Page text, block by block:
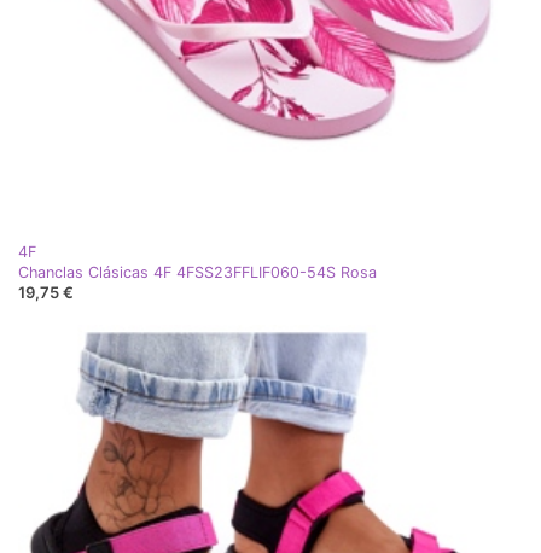
4F
Chanclas Clásicas 4F 4FSS23FFLIF060-54S Rosa
19,75 €